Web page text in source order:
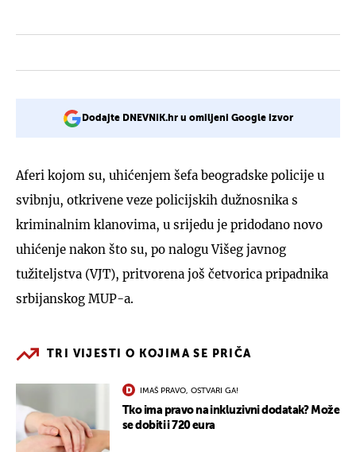
Dodajte DNEVNIK.hr u omiljeni Google izvor
Aferi kojom su, uhićenjem šefa beogradske policije u
svibnju, otkrivene veze policijskih dužnosnika s
kriminalnim klanovima, u srijedu je pridodano novo
uhićenje nakon što su, po nalogu Višeg javnog
tužiteljstva (VJT), pritvorena još četvorica pripadnika
srbijanskog MUP-a.
TRI VIJESTI O KOJIMA SE PRIČA
IMAŠ PRAVO, OSTVARI GA!
Tko ima pravo na inkluzivni dodatak? Može
se dobiti i 720 eura